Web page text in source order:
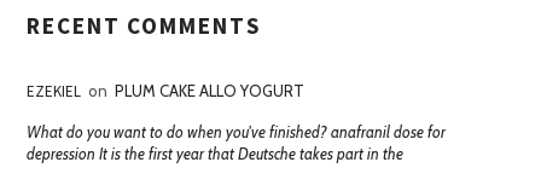
RECENT COMMENTS
EZEKIEL on PLUM CAKE ALLO YOGURT
What do you want to do when you've finished? anafranil dose for
depression It is the first year that Deutsche takes part in the